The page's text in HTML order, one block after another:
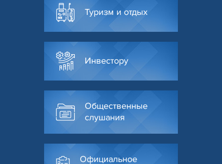
Туризм и отдых
Инвестору
Общественные
слушания
Официальное